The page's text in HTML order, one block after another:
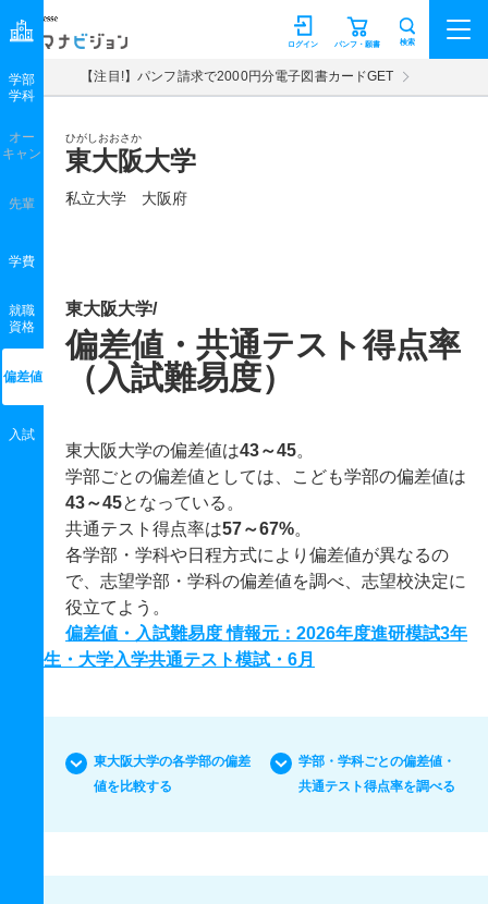
マナビジョン パンフ・願書
ログイン 検索
【注目!】パンフ請求で2000円分電子図書カードGET
ひがしおおさか
東大阪大学
私立大学 大阪府
学部
学科
オー
キャン
先輩
学費
就職
資格
偏差値
入試
東大阪大学/
偏差値・共通テスト得点率
（入試難易度）
東大阪大学の偏差値は43～45。
学部ごとの偏差値としては、こども学部の偏差値は
43～45となっている。
共通テスト得点率は57～67%。
各学部・学科や日程方式により偏差値が異なるの
で、志望学部・学科の偏差値を調べ、志望校決定に
役立てよう。
偏差値・入試難易度 情報元：2026年度進研模試3年
生・大学入学共通テスト模試・6月
東大阪大学の各学部の偏差
値を比較する
学部・学科ごとの偏差値・
共通テスト得点率を調べる